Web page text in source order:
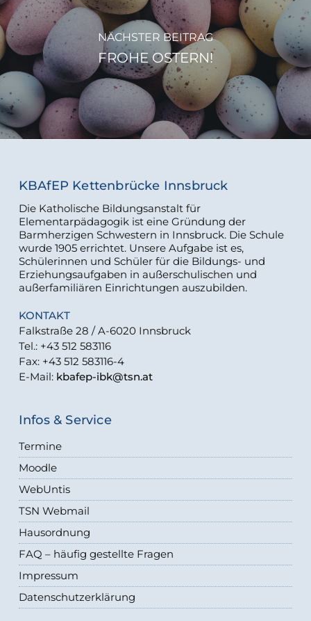
NÄCHSTER BEITRAG
FROHE OSTERN!
KBAfEP Kettenbrücke Innsbruck
Die Katholische Bildungsanstalt für
Elementarpädagogik ist eine Gründung der
Barmherzigen Schwestern in Innsbruck. Die Schule
wurde 1905 errichtet. Unsere Aufgabe ist es,
Schülerinnen und Schüler für die Bildungs- und
Erziehungsaufgaben in außerschulischen und
außerfamiliären Einrichtungen auszubilden.
KONTAKT
Falkstraße 28 / A-6020 Innsbruck
Tel.: +43 512 583116
Fax: +43 512 583116-4
E-Mail: kbafep-ibk@tsn.at
Infos & Service
Termine
Moodle
WebUntis
TSN Webmail
Hausordnung
FAQ – häufig gestellte Fragen
Impressum
Datenschutzerklärung